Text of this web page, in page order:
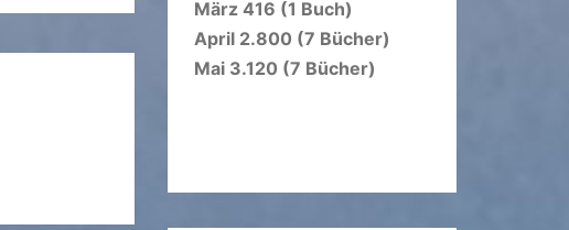
März 416 (1 Buch)
April 2.800 (7 Bücher)
Mai 3.120 (7 Bücher)